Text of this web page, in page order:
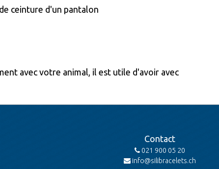
ceinture d'un pantalon
avec votre animal, il est utile d'avoir avec
Contact
021 900 05 20
info@silibracelets.ch